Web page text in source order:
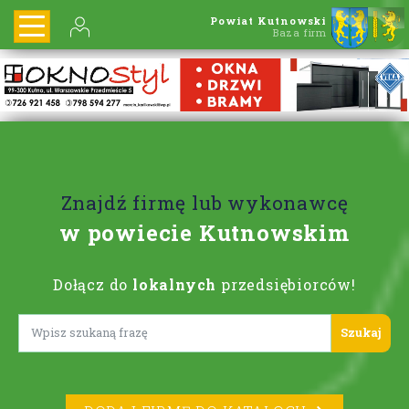
Powiat Kutnowski
Baza firm
Znajdź firmę lub wykonawcę
w powiecie Kutnowskim
Dołącz do lokalnych przedsiębiorców!
Lorem ipsum